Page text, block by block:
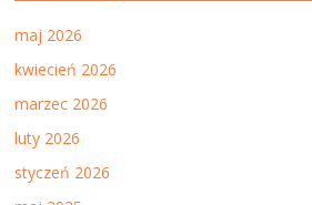
maj 2026
kwiecień 2026
marzec 2026
luty 2026
styczeń 2026